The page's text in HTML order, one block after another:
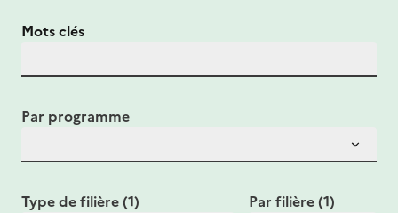
Mots clés
Par programme
Type de filière (1) Par filière (1)